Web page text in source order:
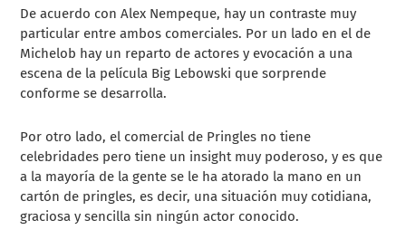
De acuerdo con Alex Nempeque, hay un contraste muy
particular entre ambos comerciales. Por un lado en el de
Michelob hay un reparto de actores y evocación a una
escena de la película Big Lebowski que sorprende
conforme se desarrolla.
Por otro lado, el comercial de Pringles no tiene
celebridades pero tiene un insight muy poderoso, y es que
a la mayoría de la gente se le ha atorado la mano en un
cartón de pringles, es decir, una situación muy cotidiana,
graciosa y sencilla sin ningún actor conocido.